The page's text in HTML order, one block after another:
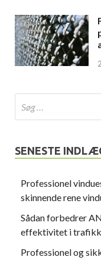
SENESTE
Professionel
skinnende rene
Sådan forbedrer
effektivitet i
Professionel og